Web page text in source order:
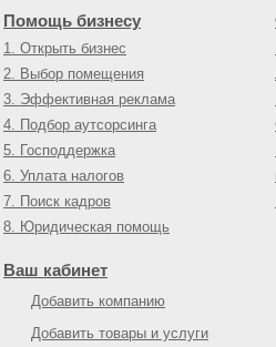
Помощь бизнесу
1. Открыть бизнес
2. Выбор помещения
3. Эффективная реклама
4. Подбор аутсорсинга
5. Господдержка
6. Уплата налогов
7. Поиск кадров
8. Юридическая помощь
Ваш кабинет
Добавить компанию
Добавить товары и услуги